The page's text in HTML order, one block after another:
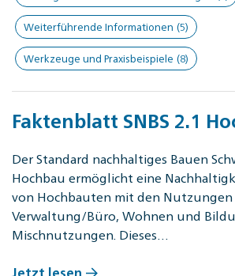
Weiterführende Informationen (5)
Werkzeuge und Praxisbeispiele (8)
Faktenblatt SNBS 2.1
Der Standard nachhaltiges Bauen
Hochbau ermöglicht eine
von Hochbauten mit den Nutzungen
Verwaltung/Büro, Wohnen und
Mischnutzungen. Dieses…
Jetzt lesen